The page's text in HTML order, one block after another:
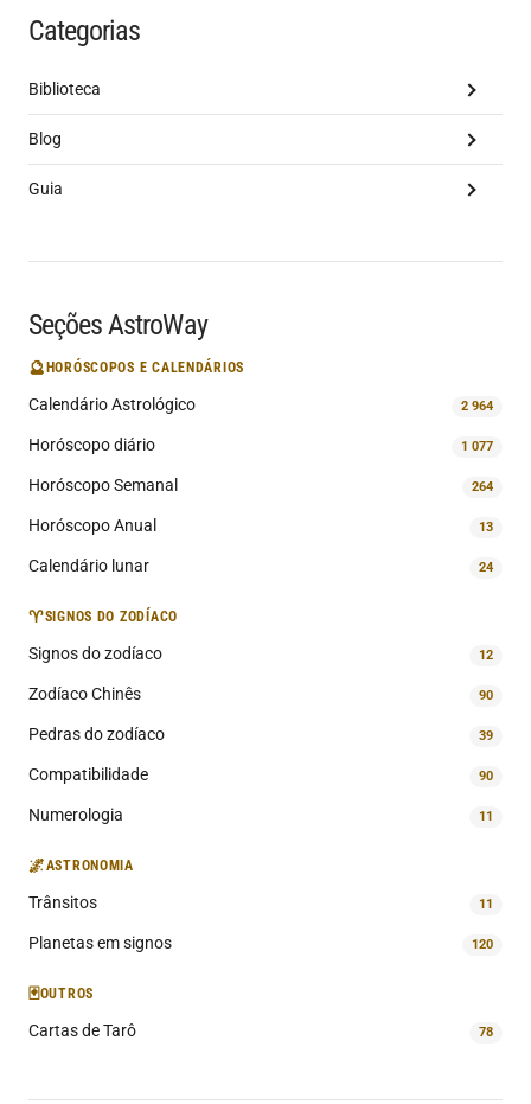
Categorias
Biblioteca
Blog
Guia
Seções AstroWay
🔮HORÓSCOPOS E CALENDÁRIOS
Calendário Astrológico 2 964
Horóscopo diário 1 077
Horóscopo Semanal 264
Horóscopo Anual 13
Calendário lunar 24
♈SIGNOS DO ZODÍACO
Signos do zodíaco 12
Zodíaco Chinês 90
Pedras do zodíaco 39
Compatibilidade 90
Numerologia 11
🌌ASTRONOMIA
Trânsitos 11
Planetas em signos 120
🃏OUTROS
Cartas de Tarô 78